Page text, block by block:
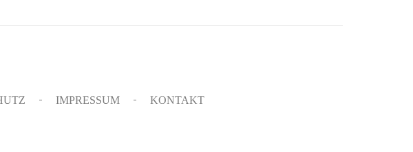
IMPRESSUM KONTAKT